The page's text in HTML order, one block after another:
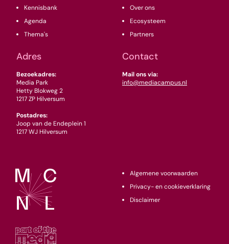
Kennisbank
Agenda
Thema's
Over ons
Ecosysteem
Partners
Adres
Bezoekadres:
Media Park
Hetty Blokweg 2
1217 ZP Hilversum
Postadres:
Joop van de Endeplein 1
1217 WJ Hilversum
Contact
Mail ons via:
info@mediacampus.nl
Algemene voorwaarden
Privacy- en cookieverklaring
Disclaimer